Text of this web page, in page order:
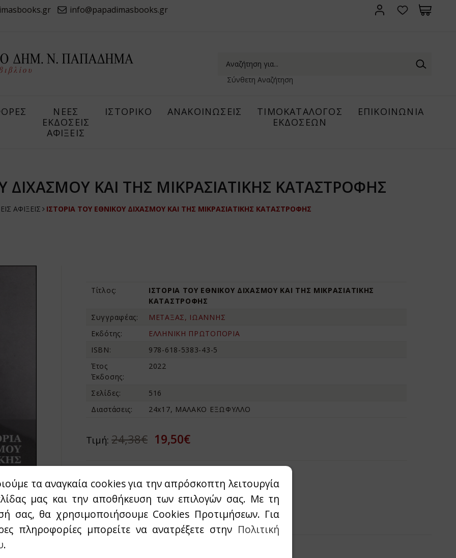
info@papadimasbooks.gr
Σύνθετη Αναζήτηση
ΝΕΕΣ
ΕΚΔΟΣΕΙΣ
ΑΦΙΞΕΙΣ
ΙΣΤΟΡΙΚΟ ΑΝΑΚΟΙΝΩΣΕΙΣ
ΤΙΜΟΚΑΤΑΛΟΓΟΣ
ΕΚΔΟΣΕΩΝ
ΕΠΙΚΟΙΝΩΝΙΑ
ΔΙΧΑΣΜΟΥ ΚΑΙ ΤΗΣ ΜΙΚΡΑΣΙΑΤΙΚΗΣ ΚΑΤΑΣΤΡΟΦΗΣ
ΑΦΙΞΕΙΣ ΙΣΤΟΡΙΑ ΤΟΥ ΕΘΝΙΚΟΥ ΔΙΧΑΣΜΟΥ ΚΑΙ ΤΗΣ ΜΙΚΡΑΣΙΑΤΙΚΗΣ ΚΑΤΑΣΤΡΟΦΗΣ
Τίτλος:
ΙΣΤΟΡΙΑ ΤΟΥ ΕΘΝΙΚΟΥ ΔΙΧΑΣΜΟΥ ΚΑΙ ΤΗΣ ΜΙΚΡΑΣΙΑΤΙΚΗΣ
ΚΑΤΑΣΤΡΟΦΗΣ
Συγγραφέας:
ΜΕΤΑΞΑΣ, ΙΩΑΝΝΗΣ
Εκδότης:
ΕΛΛΗΝΙΚΗ ΠΡΩΤΟΠΟΡΙΑ
ISBN:
978-618-5383-43-5
Έτος
Έκδοσης:
2022
Σελίδες:
516
Διαστάσεις:
24x17, ΜΑΛΑΚΟ ΕΞΩΦΥΛΛΟ
Τιμή:24,38€ 19,50€
Διαθεσιμότητα: `Αμεσα διαθέσιμο
Wishlist Προσθήκη στο καλάθι
τα αναγκαία cookies για την απρόσκοπτη λειτουργία
μας και την αποθήκευση των επιλογών σας. Με τη
σας, θα χρησιμοποιήσουμε Cookies Προτιμήσεων. Για
πληροφορίες μπορείτε να ανατρέξετε στην Πολιτική
.